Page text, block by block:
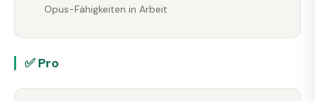
Opus-Fähigkeiten in Arbeit
✅ Pro